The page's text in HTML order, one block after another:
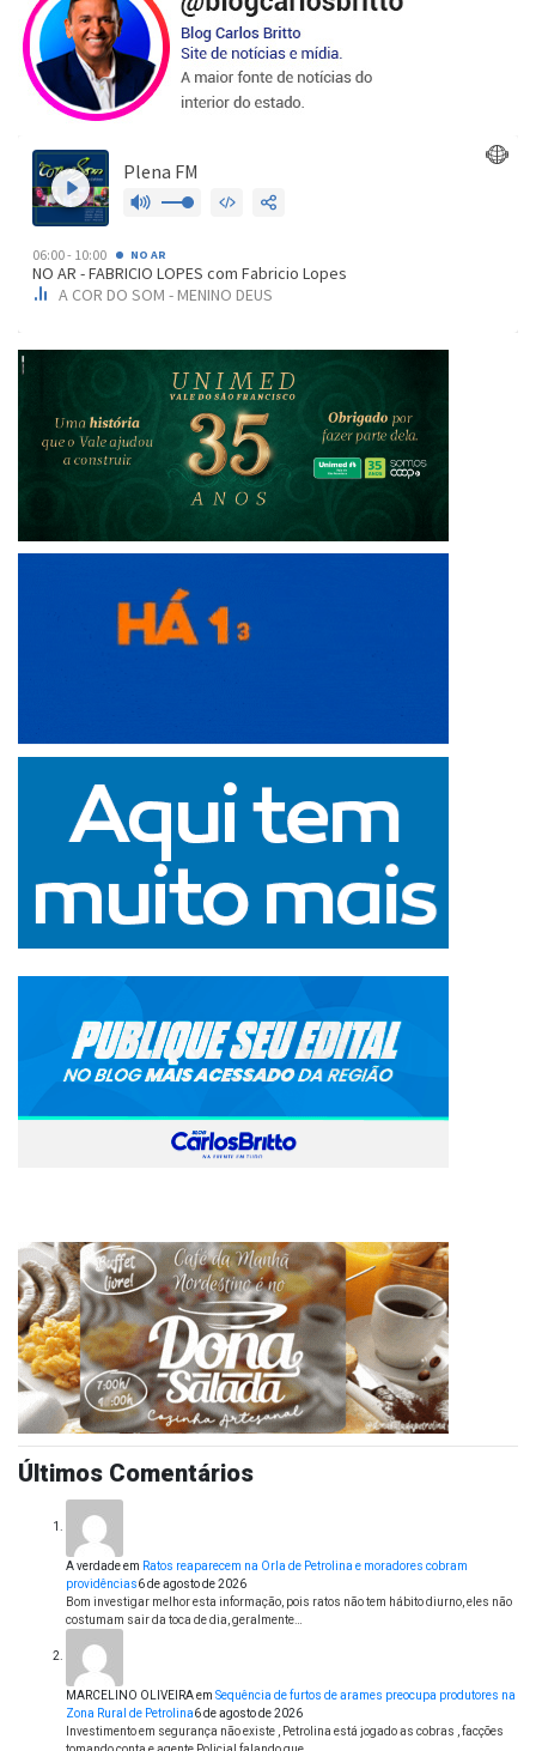
Últimos Comentários
A verdadeem Ratos reaparecem na Orla de Petrolina e moradores cobram
providências6 de agosto de 2026
Bom investigar melhor esta informação, pois ratos não tem hábito diurno, eles não
costumam sair da toca de dia, geralmente…
MARCELINO OLIVEIRAem Sequência de furtos de arames preocupa produtores na
Zona Rural de Petrolina6 de agosto de 2026
Investimento em segurança não existe , Petrolina está jogado as cobras , facções